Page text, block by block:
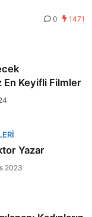
0 1471
Keyifli Filmler
Yazar
2023